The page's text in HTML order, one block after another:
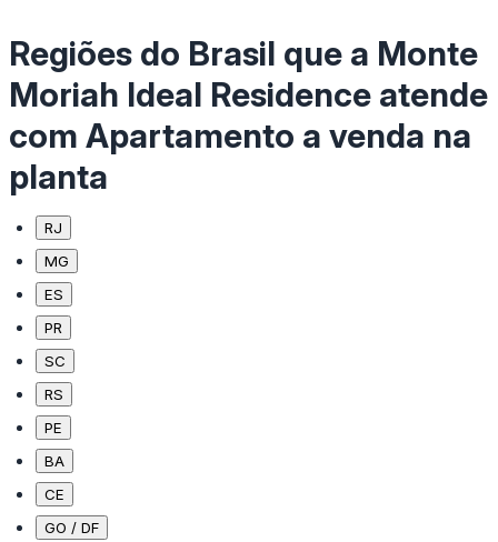
Regiões do Brasil que a Monte
Moriah Ideal Residence atende
com Apartamento a venda na
planta
RJ
MG
ES
PR
SC
RS
PE
BA
CE
GO / DF